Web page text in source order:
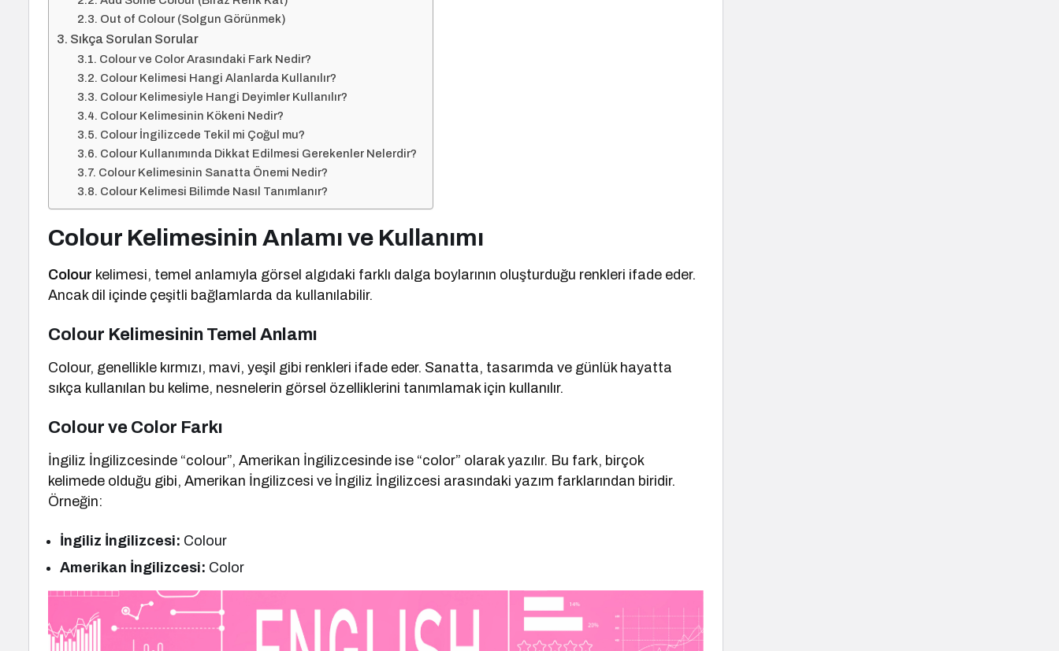
Out of Colour (Solgun Görünmek)
Sıkça Sorulan Sorular
Colour ve Color Arasındaki Fark Nedir?
Colour Kelimesi Hangi Alanlarda Kullanılır?
Colour Kelimesiyle Hangi Deyimler Kullanılır?
Colour Kelimesinin Kökeni Nedir?
Colour İngilizcede Tekil mi Çoğul mu?
Colour Kullanımında Dikkat Edilmesi Gerekenler Nelerdir?
Colour Kelimesinin Sanatta Önemi Nedir?
Colour Kelimesi Bilimde Nasıl Tanımlanır?
Colour Kelimesinin Anlamı ve Kullanımı
Colour kelimesi, temel anlamıyla görsel algıdaki farklı dalga boylarının oluşturduğu renkleri ifade eder.
Ancak dil içinde çeşitli bağlamlarda da kullanılabilir.
Colour Kelimesinin Temel Anlamı
Colour, genellikle kırmızı, mavi, yeşil gibi renkleri ifade eder. Sanatta, tasarımda ve günlük hayatta
sıkça kullanılan bu kelime, nesnelerin görsel özelliklerini tanımlamak için kullanılır.
Colour ve Color Farkı
İngiliz İngilizcesinde “colour”, Amerikan İngilizcesinde ise “color” olarak yazılır. Bu fark, birçok
kelimede olduğu gibi, Amerikan İngilizcesi ve İngiliz İngilizcesi arasındaki yazım farklarından biridir.
Örneğin:
İngiliz İngilizcesi: Colour
Amerikan İngilizcesi: Color